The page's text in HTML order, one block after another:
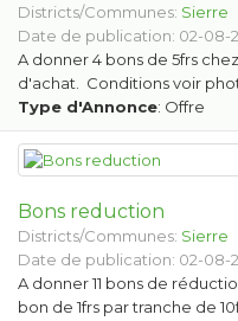
Districts/Communes: Sierre
Date de publication: 02-08-
A donner 4 bons de 5frs
d'achat. Conditions voir
Type d'Annonce: Offre
Bons reduction
Districts/Communes: Sierre
Date de publication: 02-08-
A donner 11 bons de
bon de 1frs par tranche de